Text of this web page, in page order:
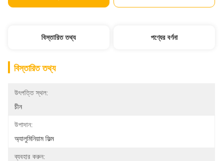
বিস্তারিত তথ্য পণ্যের বর্ণনা
বিস্তারিত তথ্য
উৎপত্তি স্থল:
চীন
উপাদান:
অ্যালুমিনিয়াম ফিল্ম
ব্যবহার করুন: